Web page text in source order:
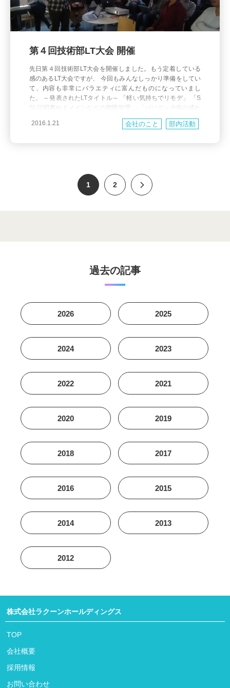
第４回技術部LT大会 開催
先日第４回技術部LT大会を開催しました。もう定着している
感のあるLT大会ですが、 今回もみんなしっかり準備をしてい
て、内容も非常にバラエティに富んだものになっていまし
た。 ～発表されたLTタイトル～ 「軽い気持ちでリモデ」 「S
SL証明書やドメインなどの期限管理」 「パソコン少年の成れ
の果ての懐古（または、劣化移植への限りなき愛情）」 「キ
ャッシュフロー計算書を作ってみた」 「URIHOの社内ツ
2016.1.21 会社のこと 部内活動
1 2
過去の記事
2026 2025
2024 2023
2022 2021
2020 2019
2018 2017
2016 2015
2014 2013
2012
株式会社ラクーンホールディングス
TOP
会社概要
採用情報
お問い合わせ